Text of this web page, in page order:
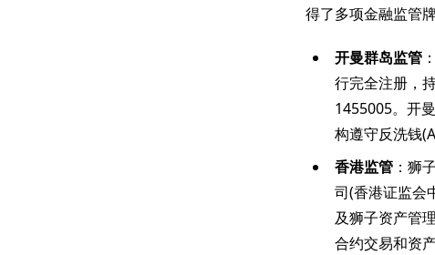
得了多项金融监管
开曼群岛监管
行完全注册，
1455005。开
构遵守反洗钱
香港监管：狮
司(香港证监会
及狮子资产管
合约交易和资